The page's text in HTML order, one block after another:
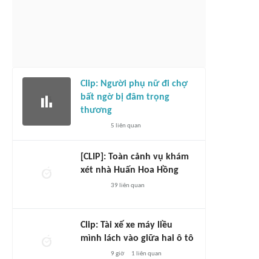
Clip: Người phụ nữ đi chợ
bất ngờ bị đâm trọng
thương
5 liên quan
[CLIP]: Toàn cảnh vụ khám
xét nhà Huấn Hoa Hồng
39 liên quan
Clip: Tài xế xe máy liều
mình lách vào giữa hai ô tô
9 giờ 1 liên quan